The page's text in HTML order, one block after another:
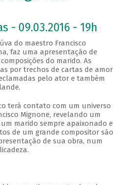
- 09.03.2016 - 19h
do maestro Francisco
faz uma apresentação de
do marido. As
por trechos de cartas de amor
pelo ator e também
terá contato com um universo
Mignone, revelando um
marido sempre apaixonado e
de um grande compositor são
de sua obra, num